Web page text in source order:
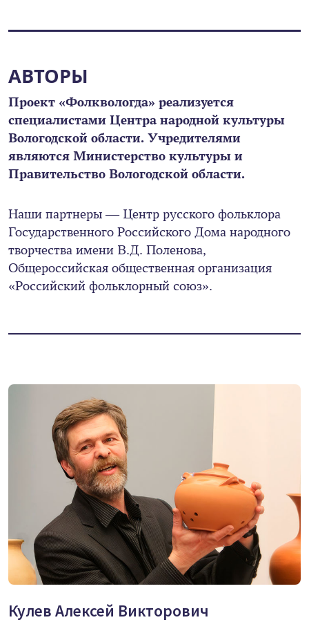
АВТОРЫ
Проект «Фолквологда» реализуется
специалистами Центра народной культуры
Вологодской области. Учредителями
являются Министерство культуры и
Правительство Вологодской области.
Наши партнеры — Центр русского фольклора
Государственного Российского Дома народного
творчества имени В.Д. Поленова,
Общероссийская общественная организация
«Российский фольклорный союз».
Кулев Алексей Викторович